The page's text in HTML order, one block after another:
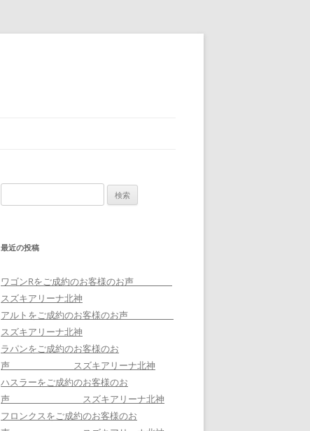
索:
最近の投稿
ワゴンRをご成約のお客様のお声
スズキアリーナ北神
アルトをご成約のお客様のお声
スズキアリーナ北神
ラパンをご成約のお客様のお
声 スズキアリーナ北神
ハスラーをご成約のお客様のお
声 スズキアリーナ北神
フロンクスをご成約のお客様のお